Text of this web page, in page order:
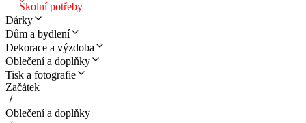
Školní potřeby
Dárky
Dům a bydlení
Dekorace a výzdoba
Oblečení a doplňky
Tisk a fotografie
Začátek
Oblečení a doplňky